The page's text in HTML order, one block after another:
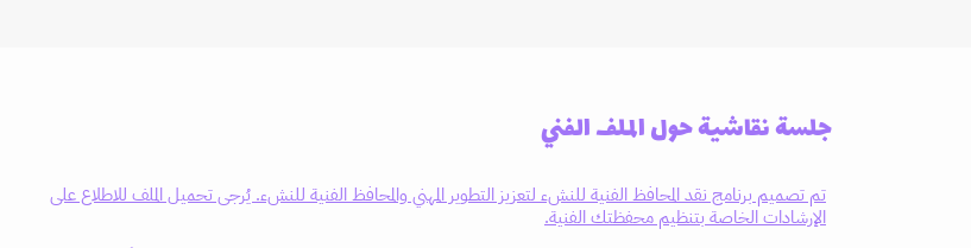
جلسة نقاشية حول الملف الفني
تم تصميم برنامج نقد المحافظ الفنية للنشء لتعزيز التطوير المهني والمحافظ الفنية للنشء. يُرجى تحميل الملف للاطلاع على
الإرشادات الخاصة بتنظيم محفظتك الفنية.